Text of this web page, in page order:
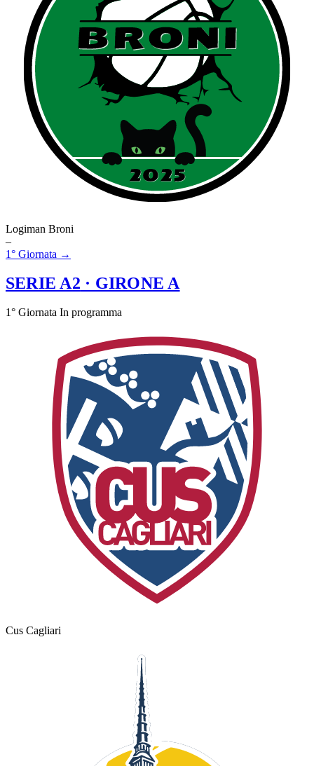
Logiman Broni
–
1° Giornata →
SERIE A2 · GIRONE A
1° Giornata In programma
Cus Cagliari